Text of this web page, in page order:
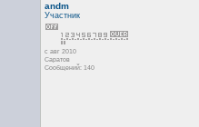
andm
Участник
с авг 2010
Саратов
Сообщений: 140